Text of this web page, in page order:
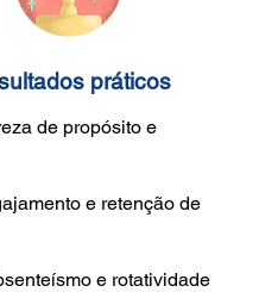
práticos
de propósito e
e retenção de
e rotatividade